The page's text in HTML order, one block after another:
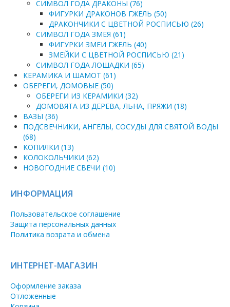
СИМВОЛ ГОДА ДРАКОНЫ (76)
ФИГУРКИ ДРАКОНОВ ГЖЕЛЬ (50)
ДРАКОНЧИКИ С ЦВЕТНОЙ РОСПИСЬЮ (26)
СИМВОЛ ГОДА ЗМЕЯ (61)
ФИГУРКИ ЗМЕИ ГЖЕЛЬ (40)
ЗМЕЙКИ С ЦВЕТНОЙ РОСПИСЬЮ (21)
СИМВОЛ ГОДА ЛОШАДКИ (65)
КЕРАМИКА И ШАМОТ (61)
ОБЕРЕГИ, ДОМОВЫЕ (50)
ОБЕРЕГИ ИЗ КЕРАМИКИ (32)
ДОМОВЯТА ИЗ ДЕРЕВА, ЛЬНА, ПРЯЖИ (18)
ВАЗЫ (36)
ПОДСВЕЧНИКИ, АНГЕЛЫ, СОСУДЫ ДЛЯ СВЯТОЙ ВОДЫ
(68)
КОПИЛКИ (13)
КОЛОКОЛЬЧИКИ (62)
НОВОГОДНИЕ СВЕЧИ (10)
ИНФОРМАЦИЯ
Пользовательское соглашение
Защита персональных данных
Политика возрата и обмена
ИНТЕРНЕТ-МАГАЗИН
Оформление заказа
Отложенные